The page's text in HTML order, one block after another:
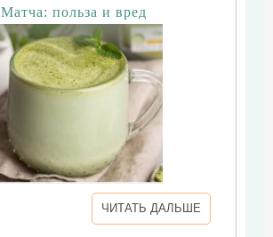
Матча: польза и вред
ЧИТАТЬ ДАЛЬШЕ